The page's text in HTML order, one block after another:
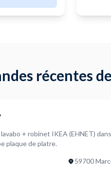
récentes
(EHNET) dans salle de
plaque de platre.
59700